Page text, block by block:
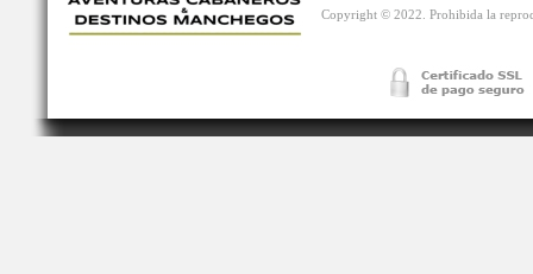
Copyright © 2022. Prohibida la